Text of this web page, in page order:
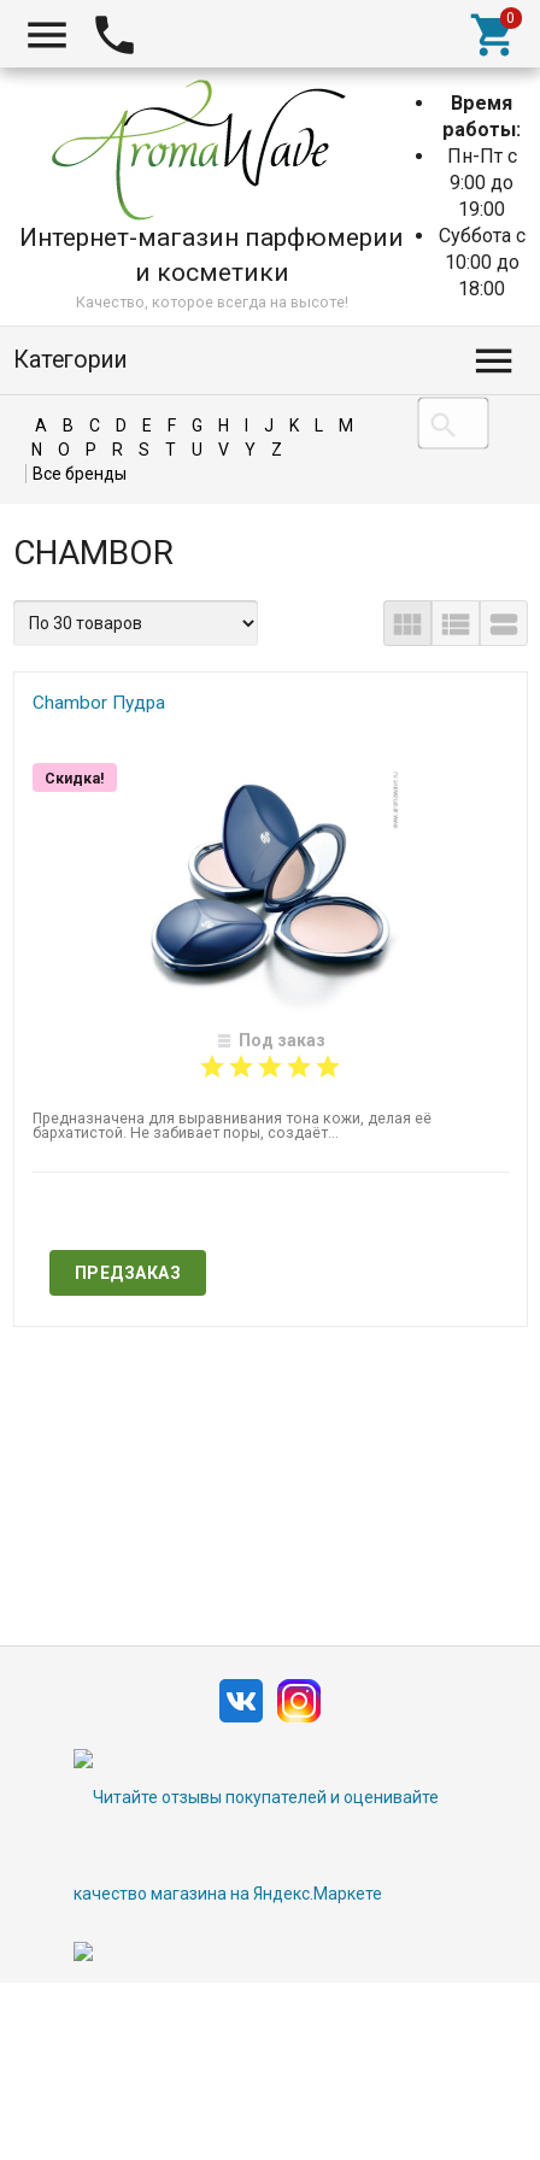
Интернет-магазин парфюмерии
и косметики
Качество, которое всегда на высоте!
Время
работы:
Пн-Пт с
9:00 до
19:00
Суббота с
10:00 до
18:00
Категории
A B C D E F G H J K L
M
N
O P R S T U V Y Z
CHAMBOR
Chambor Пудра
Скидка!
Под заказ
Предназначена для выравнивания тона кожи, делая её
бархатистой. Не забивает поры, создаёт...
ПРЕДЗАКАЗ